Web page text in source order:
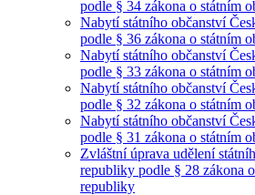
podle § 34 zákona o státním
Nabytí státního občanství
podle § 36 zákona o státním
Nabytí státního občanství
podle § 33 zákona o státním
Nabytí státního občanství
podle § 32 zákona o státním
Nabytí státního občanství
podle § 31 zákona o státním
Zvláštní úprava udělení
republiky podle § 28 zákona
republiky